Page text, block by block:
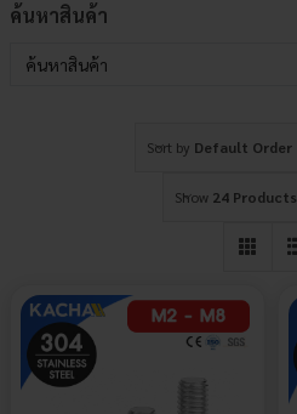
ค้นหาสินค้า
Search
for:
Sort by Default Order
Show 24 Products